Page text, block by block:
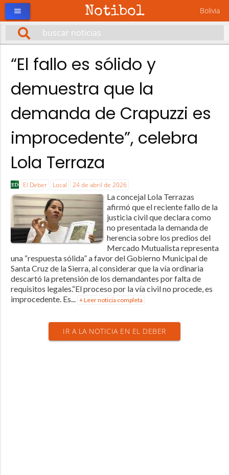
Notibol Bolivia
menu
“El fallo es sólido y
demuestra que la
demanda de Crapuzzi es
improcedente”, celebra
Lola Terraza
El Deber Local 24 de abril de 2026
La concejal Lola Terrazas
afirmó que el reciente fallo de la
justicia civil que declara como
no presentada la demanda de
herencia sobre los predios del
Mercado Mutualista representa
una “respuesta sólida” a favor del Gobierno Municipal de
Santa Cruz de la Sierra, al considerar que la vía ordinaria
descartó la pretensión de los demandantes por falta de
requisitos legales.“El proceso por la vía civil no procede, es
improcedente. Es... + Leer noticia completa
IR A LA NOTICIA EN EL DEBER